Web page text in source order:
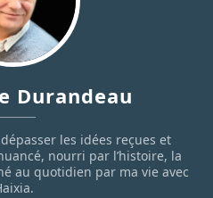
Durandeau
les idées reçues et
nourri par l’histoire, la
au quotidien par ma vie avec